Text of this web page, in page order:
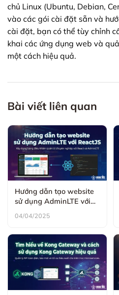
chủ Linux (Ubuntu, Debian,
vào các gói cài đặt sẵn và
cài đặt, bạn có thể tùy chỉnh
khai các ứng dụng web và
một cách hiệu quả.
Bài viết liên quan
Hướng dẫn tạo website
sử dụng AdminLTE với
ReactJS
04/04/2025